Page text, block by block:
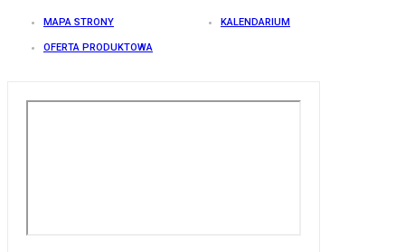
MAPA STRONY KALENDARIUM
OFERTA PRODUKTOWA